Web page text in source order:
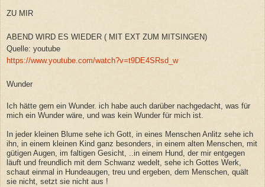
ZU MIR
ABEND WIRD ES WIEDER ( MIT EXT ZUM MITSINGEN)
Quelle: youtube
https://www.youtube.com/watch?v=t9DE4SRsd_w
Wunder
Ich hätte gern ein Wunder. ich habe auch darüber nachgedacht, was für
mich ein Wunder wäre, und was kein Wunder für mich ist.
In jeder kleinen Blume sehe ich Gott, in eines Menschen Anlitz sehe ich
ihn, in einem kleinen Kind ganz besonders, in einem alten Menschen, mit
gütigen Augen, im faltigen Gesicht, ..in einem Hund, der mir entgegen
läuft und freundlich mit dem Schwanz wedelt, sehe ich Gottes Werk,
schaut einmal in Hundeaugen, treu und ergeben, dem Menschen, quält
sie nicht, setzt sie nicht aus !